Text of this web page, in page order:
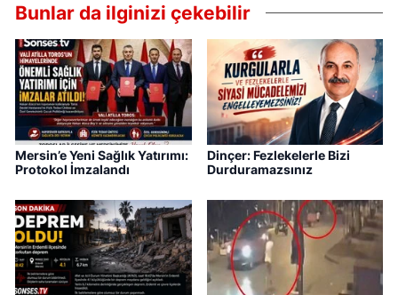
Bunlar da ilginizi çekebilir
Mersin’e Yeni Sağlık Yatırımı:
Protokol İmzalandı
Dinçer: Fezlekelerle Bizi
Durduramazsınız